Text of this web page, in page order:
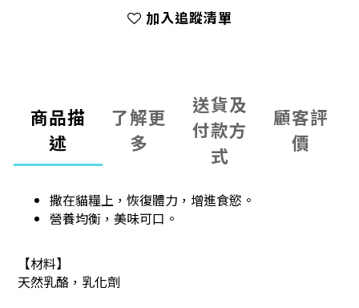
加入追蹤清單
商品描
述
了解更
多
送貨及
付款方
式
顧客評
價
撒在貓糧上，恢復體力，增進食慾。
營養均衡，美味可口。
【材料】
天然乳酪，乳化劑